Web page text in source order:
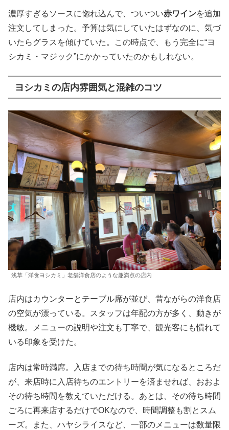
濃厚すぎるソースに惚れ込んで、ついつい赤ワインを追加
注文してしまった。予算は気にしていたはずなのに、気づ
いたらグラスを傾けていた。この時点で、もう完全に“ヨ
シカミ・マジック”にかかっていたのかもしれない。
ヨシカミの店内雰囲気と混雑のコツ
浅草「洋食ヨシカミ」老舗洋食店のような趣満点の店内
店内はカウンターとテーブル席が並び、昔ながらの洋食店
の空気が漂っている。スタッフは年配の方が多く、動きが
機敏。メニューの説明や注文も丁寧で、観光客にも慣れて
いる印象を受けた。
店内は常時満席。入店までの待ち時間が気になるところだ
が、来店時に入店待ちのエントリーを済ませれば、おおよ
その待ち時間を教えていただける。あとは、その待ち時間
ごろに再来店するだけでOKなので、時間調整も割とスム
ーズ。また、ハヤシライスなど、一部のメニューは数量限